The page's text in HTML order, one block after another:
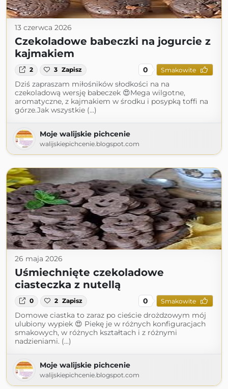
13 czerwca 2026
Czekoladowe babeczki na jogurcie z
kajmakiem
2 3 Zapisz 0 Smakowite
Dziś zapraszam miłośników słodkości na na
czekoladową wersję babeczek 😍Mega wilgotne,
aromatyczne, z kajmakiem w środku i posypką toffi na
górze.Jak wszystkie (...)
Moje walijskie pichcenie
walijskiepichcenie.blogspot.com
26 maja 2026
Uśmiechnięte czekoladowe
ciasteczka z nutellą
0 2 Zapisz 0 Smakowite
Domowe ciastka to zaraz po cieście drożdzowym mój
ulubiony wypiek 😍 Piekę je w różnych konfiguracjach
smakowych, w różnych kształtach i z różnymi
nadzieniami. (...)
Moje walijskie pichcenie
walijskiepichcenie.blogspot.com